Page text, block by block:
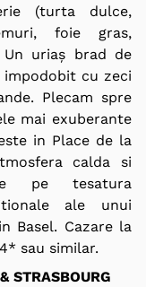
(turta dulce,
foie gras,
uriaș brad de
impodobit cu zeci
Plecam spre
mai exuberante
in Place de la
calda si
pe tesatura
ale unui
Basel. Cazare la
sau similar.
STRASBOURG